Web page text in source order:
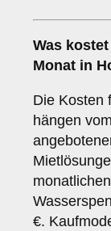
Was
Monat in
Die Kosten
hängen
€.